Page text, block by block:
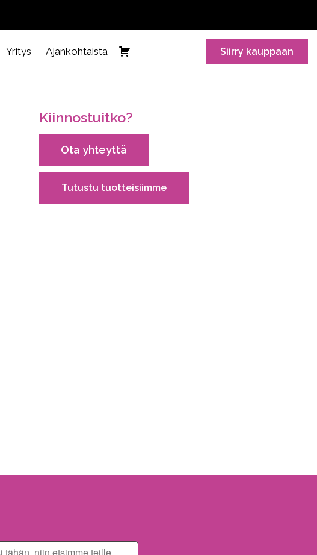
Yritys Ajankohtaista Siirry kauppaan
Kiinnostuitko?
Ota yhteyttä
Tutustu tuotteisiimme